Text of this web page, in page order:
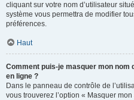
cliquant sur votre nom d’utilisateur
système vous permettra de modifier
préférences.
Haut
Comment puis-je masquer mon nom
en ligne ?
Dans le panneau de contrôle de
vous trouverez l’option « Masquer